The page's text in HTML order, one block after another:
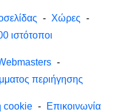
- Χώρες -
ιστότοποι
-
περιήγησης
cookie - Επικοινωνία